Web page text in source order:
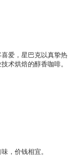
爱，星巴克以真挚热
术烘焙的醇香咖啡。
，价钱相宜。